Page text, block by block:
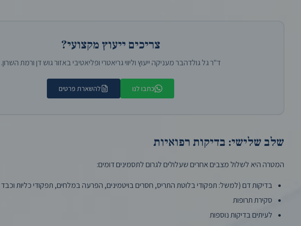
צריכים ייעוץ מקצועי?
ד"ר גל גולדהבר מעניקה ייעוץ וליווי גריאטרי ופליאטיבי באזור גוש דן ורמת השרון.
כתבו לנו להשארת פרטים
שלב שלישי: בדיקות רפואיות
המטרה היא לשלול מצבים אחרים שעלולים לגרום לתסמינים דומים:
בדיקות דם (למשל: תפקודי בלוטת התריס, חסרים בויטמינים, הפרעה במלחים, תפקודי כליות וכבד
סקירת תרופות
לעיתים בדיקות נוספות